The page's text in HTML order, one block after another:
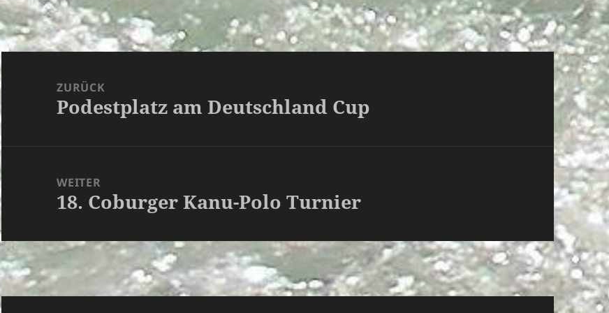
Beitragsnavigation
ZURÜCK
Vorheriger
Podestplatz am Deutschland Cup
WEITER
Nächster
18. Coburger Kanu-Polo Turnier